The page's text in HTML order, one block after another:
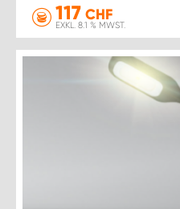
117 CHF
EXKL. 8.1 % MWST.